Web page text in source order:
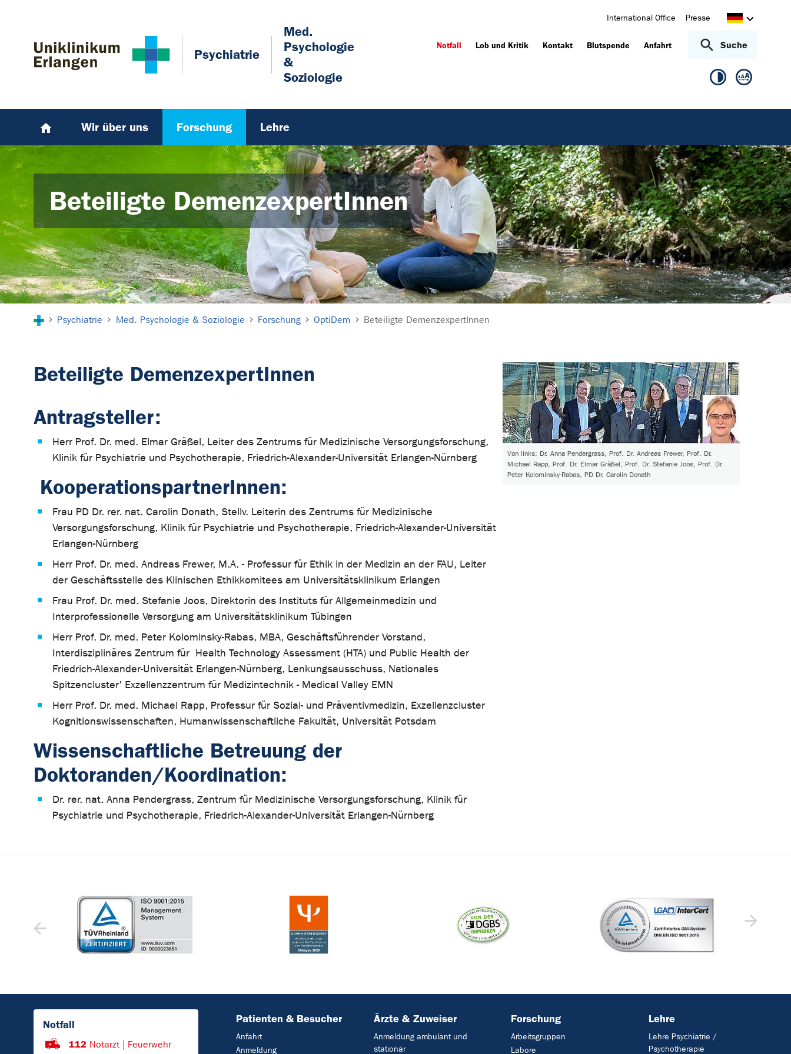
Psychiatrie
Med.
Psychologie
&
Soziologie
International Office Presse
Notfall Lob und Kritik Kontakt Blutspende Anfahrt Suche
Wir über uns Forschung Lehre
Beteiligte DemenzexpertInnen
Psychiatrie Med. Psychologie & Soziologie Forschung OptiDem Beteiligte DemenzexpertInnen
Von links: Dr. Anna Pendergrass, Prof. Dr. Andreas Frewer, Prof. Dr.
Michael Rapp, Prof. Dr. Elmar Gräßel, Prof. Dr. Stefanie Joos, Prof. Dr.
Peter Kolominsky-Rabas, PD Dr. Carolin Donath
Beteiligte DemenzexpertInnen
Antragsteller:
Herr Prof. Dr. med. Elmar Gräßel, Leiter des Zentrums für Medizinische Versorgungsforschung,
Klinik für Psychiatrie und Psychotherapie, Friedrich-Alexander-Universität Erlangen-Nürnberg
KooperationspartnerInnen:
Frau PD Dr. rer. nat. Carolin Donath, Stellv. Leiterin des Zentrums für Medizinische
Versorgungsforschung, Klinik für Psychiatrie und Psychotherapie, Friedrich-Alexander-Universität
Erlangen-Nürnberg
Herr Prof. Dr. med. Andreas Frewer, M.A. - Professur für Ethik in der Medizin an der FAU, Leiter
der Geschäftsstelle des Klinischen Ethikkomitees am Universitätsklinikum Erlangen
Frau Prof. Dr. med. Stefanie Joos, Direktorin des Instituts für Allgemeinmedizin und
Interprofessionelle Versorgung am Universitätsklinikum Tübingen
Herr Prof. Dr. med. Peter Kolominsky-Rabas, MBA, Geschäftsführender Vorstand,
Interdisziplinäres Zentrum für Health Technology Assessment (HTA) und Public Health der
Friedrich-Alexander-Universität Erlangen-Nürnberg, Lenkungsausschuss, Nationales
Spitzencluster' Exzellenzzentrum für Medizintechnik - Medical Valley EMN
Herr Prof. Dr. med. Michael Rapp, Professur für Sozial- und Präventivmedizin, Exzellenzcluster
Kognitionswissenschaften, Humanwissenschaftliche Fakultät, Universität Potsdam
Wissenschaftliche Betreuung der
Doktoranden/Koordination:
Dr. rer. nat. Anna Pendergrass, Zentrum für Medizinische Versorgungsforschung, Klinik für
Psychiatrie und Psychotherapie, Friedrich-Alexander-Universität Erlangen-Nürnberg
Notfall
112 Notarzt | Feuerwehr
Patienten & Besucher
Anfahrt
Anmeldung
Ärzte & Zuweiser
Anmeldung ambulant und
stationär
Forschung
Arbeitsgruppen
Labore
Lehre
Lehre Psychiatrie /
Psychotherapie